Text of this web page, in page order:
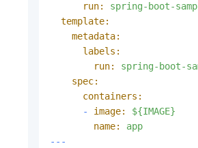
run:
spring-boot-
template:
metadata:
labels:
run:
spring-boot-
spec:
containers:
-
image:
${IMAGE}
name:
app
---